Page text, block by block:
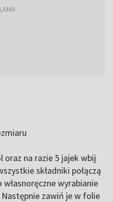
oraz na razie 5 jajek wbij
składniki połączą
wyrabianie
zawiń je w folie